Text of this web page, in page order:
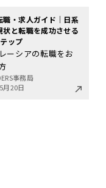
職・求人ガイド｜日系
状と転職を成功させる
ップ
ーシアの転職をお
事務局
月20日